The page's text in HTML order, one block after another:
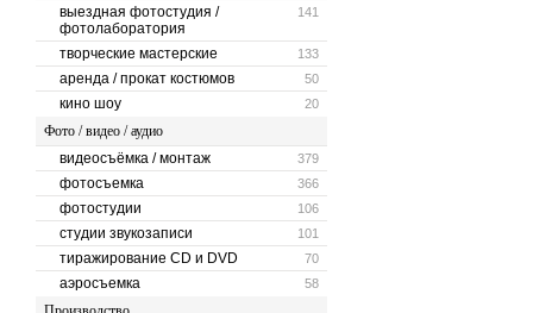
141
выездная фотостудия /
фотолаборатория
133
творческие мастерские
50
аренда / прокат костюмов
20
кино шоу
Фото / видео / аудио
379
видеосъёмка / монтаж
366
фотосъемка
106
фотостудии
101
студии звукозаписи
70
тиражирование CD и DVD
58
аэросъемка